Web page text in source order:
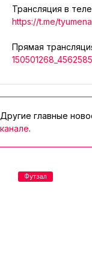
Трансляция в
https://t.me/
Прямая
Другие главные
канале.
Футзал